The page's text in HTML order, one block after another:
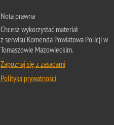
Nota prawna
Chcesz wykorzystać materiał
z serwisu Komenda Powiatowa Policji w
Tomaszowie Mazowieckim.
Zapoznaj się z zasadami
Polityka prywatności